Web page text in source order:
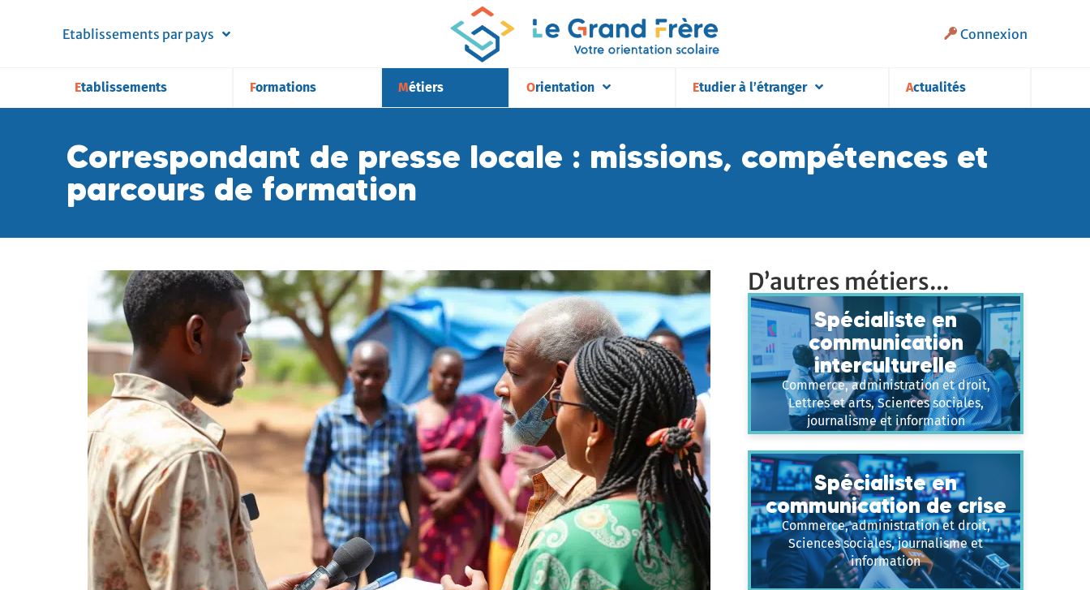
Etablissements par pays Connexion
Etablissements Formations Métiers Orientation Etudier à l’étranger Actualités
Correspondant de presse locale : missions, compétences et
parcours de formation
D’autres métiers...
Spécialiste en
communication
interculturelle
Commerce, administration et droit,
Lettres et arts, Sciences sociales,
journalisme et information
Spécialiste en
communication de crise
Commerce, administration et droit,
Sciences sociales, journalisme et
information